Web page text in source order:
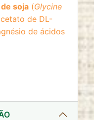
soja (Glycine
de DL-
de ácidos